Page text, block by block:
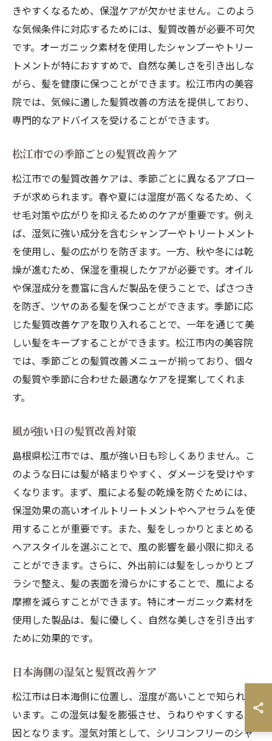
きやすくなるため、保湿ケアが欠かせません。このよう
な気候条件に対応するためには、髪質改善が必要不可欠
です。オーガニック素材を使用したシャンプーやトリー
トメントが特におすすめで、自然な美しさを引き出しな
がら、髪を健康に保つことができます。松江市内の美容
院では、気候に適した髪質改善の方法を提供しており、
専門的なアドバイスを受けることができます。
松江市での季節ごとの髪質改善ケア
松江市での髪質改善ケアは、季節ごとに異なるアプロー
チが求められます。春や夏には湿度が高くなるため、く
せ毛対策や広がりを抑えるためのケアが重要です。例え
ば、湿気に強い成分を含むシャンプーやトリートメント
を使用し、髪の広がりを防ぎます。一方、秋や冬には乾
燥が進むため、保湿を重視したケアが必要です。オイル
や保湿成分を豊富に含んだ製品を使うことで、ぱさつき
を防ぎ、ツヤのある髪を保つことができます。季節に応
じた髪質改善ケアを取り入れることで、一年を通じて美
しい髪をキープすることができます。松江市内の美容院
では、季節ごとの髪質改善メニューが揃っており、個々
の髪質や季節に合わせた最適なケアを提案してくれま
す。
風が強い日の髪質改善対策
島根県松江市では、風が強い日も珍しくありません。こ
のような日には髪が絡まりやすく、ダメージを受けやす
くなります。まず、風による髪の乾燥を防ぐためには、
保湿効果の高いオイルトリートメントやヘアセラムを使
用することが重要です。また、髪をしっかりとまとめる
ヘアスタイルを選ぶことで、風の影響を最小限に抑える
ことができます。さらに、外出前には髪をしっかりとブ
ラシで整え、髪の表面を滑らかにすることで、風による
摩擦を減らすことができます。特にオーガニック素材を
使用した製品は、髪に優しく、自然な美しさを引き出す
ために効果的です。
日本海側の湿気と髪質改善ケア
松江市は日本海側に位置し、湿度が高いことで知られて
います。この湿気は髪を膨張させ、うねりやすくする原
因となります。湿気対策として、シリコンフリーのシャ